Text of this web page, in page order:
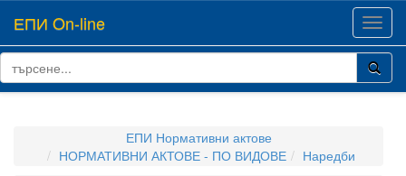
ЕПИ On-line
ЕПИ Нормативни актове
НОРМАТИВНИ АКТОВЕ - ПО ВИДОВЕ
Наредби